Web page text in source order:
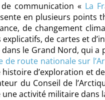
communication « La
en plusieurs points
de changement
de cartes et
le Grand Nord, qui a
de route nationale sur
d’exploration et
du Conseil de
activité militaire dans